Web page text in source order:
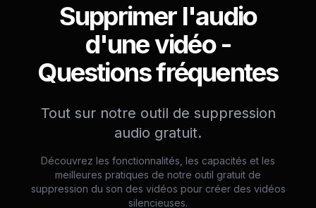
Supprimer l'audio
d'une vidéo -
Questions fréquentes
Tout sur notre outil de suppression
audio gratuit.
Découvrez les fonctionnalités, les capacités et les
meilleures pratiques de notre outil gratuit de
suppression du son des vidéos pour créer des vidéos
silencieuses.